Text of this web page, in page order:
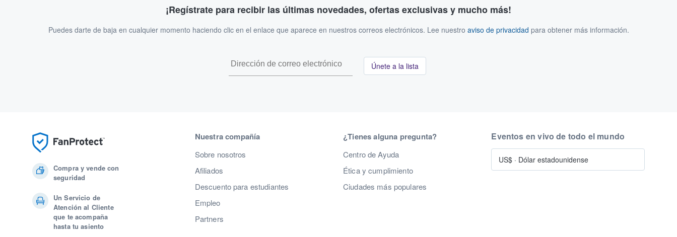
¡Regístrate para recibir las últimas novedades, ofertas exclusivas y mucho más!
Puedes darte de baja en cualquier momento haciendo clic en el enlace que aparece en nuestros correos electrónicos. Lee nuestro aviso de privacidad para obtener más información.
Únete a la lista
Compra y vende con
seguridad
Un Servicio de
Atención al Cliente
que te acompaña
hasta tu asiento
Nuestra compañía
Sobre nosotros
Afiliados
Descuento para estudiantes
Empleo
Partners
¿Tienes alguna pregunta?
Centro de Ayuda
Ética y cumplimiento
Ciudades más populares
Eventos en vivo de todo el mundo
US$ · Dólar estadounidense